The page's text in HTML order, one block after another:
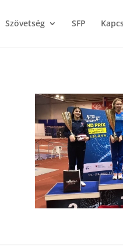
Szövetség SFP